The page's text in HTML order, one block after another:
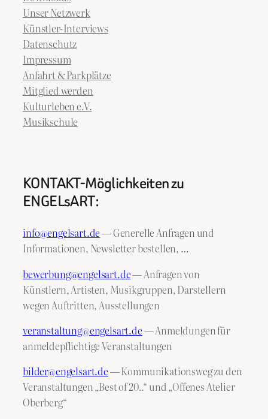
Unser Netzwerk
Künstler-Interviews
Datenschutz
Impressum
Anfahrt & Parkplätze
Mitglied werden
Kulturleben e.V.
Musikschule
KONTAKT-Möglichkeiten zu
ENGELsART:
info@engelsart.de— Generelle Anfragen und
Informationen, Newsletter bestellen, …
bewerbung@engelsart.de— Anfragen von
Künstlern, Artisten, Musikgruppen, Darstellern
wegen Auftritten, Ausstellungen
veranstaltung@engelsart.de— Anmeldungen für
anmeldepflichtige Veranstaltungen
bilder@engelsart.de— Kommunikationsweg zu den
Veranstaltungen „Best of 20..“ und „Offenes Atelier
Oberberg“